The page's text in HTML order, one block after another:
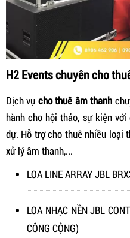
H2 Events chuyên cho
Dịch vụ cho thuê âm thanh
hành cho hội thảo, sự kiện
dự. Hỗ trợ cho thuê nhiều loại
xử lý âm thanh,...
LOA LINE ARRAY JBL
LOA NHẠC NỀN JBL
CÔNG CỘNG)